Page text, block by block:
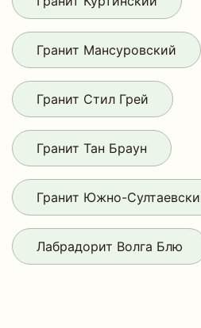
Гранит Мансуровский
Гранит Стил Грей
Гранит Тан Браун
Гранит Южно-
Лабрадорит Волга Блю